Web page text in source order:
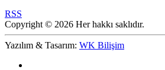
RSS
Copyright © 2026 Her hakkı saklıdır.
Yazılım & Tasarım: WK Bilişim